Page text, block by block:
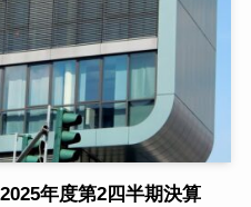
年度第2四半期決算